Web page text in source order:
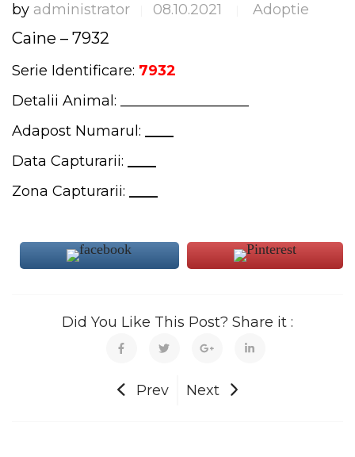
by administrator 08.10.2021 Adoptie
Caine – 7932
Serie Identificare: 7932
Detalii Animal: __________________
Adapost Numarul:
Data Capturarii:
Zona Capturarii:
Did You Like This Post? Share it :
Prev Next